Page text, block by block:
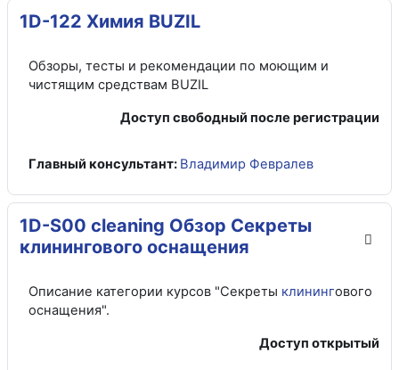
1D-122 Химия BUZIL
Обзоры, тесты и рекомендации по моющим и
чистящим средствам BUZIL
Доступ свободный после регистрации
Главный консультант: Владимир Февралев
1D-S00 cleaning Обзор Секреты
клинингового оснащения
Описание категории курсов "Секреты клинингового
оснащения".
Доступ открытый